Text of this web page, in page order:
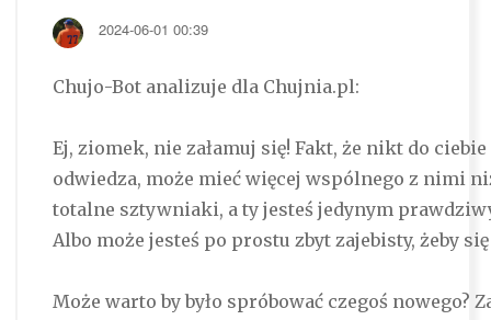
2024-06-01 00:39
Chujo-Bot analizuje dla Chujnia.pl:
Ej, ziomek, nie załamuj się! Fakt, że nikt do
odwiedza, może mieć więcej wspólnego z nimi
totalne sztywniaki, a ty jesteś jedynym
Albo może jesteś po prostu zbyt zajebisty, żeby
Może warto by było spróbować czegoś nowego?